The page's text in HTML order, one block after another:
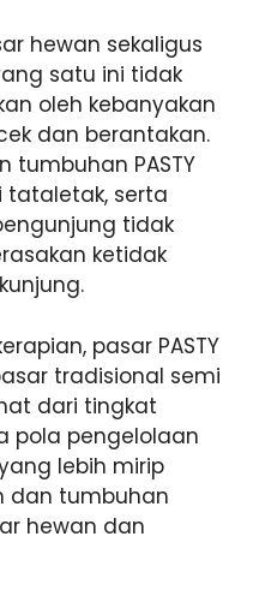
hewan sekaligus
satu ini tidak
oleh kebanyakan
dan berantakan.
tumbuhan PASTY
tataletak, serta
tidak
ketidak
pasar PASTY
tradisional semi
dari tingkat
pola pengelolaan
lebih mirip
dan tumbuhan
hewan dan